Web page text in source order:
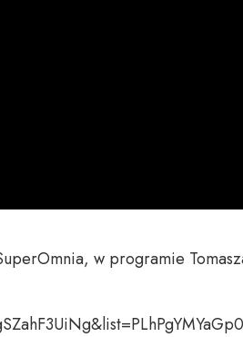
w programie